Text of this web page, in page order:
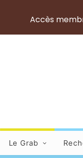
Accès
Le Grab